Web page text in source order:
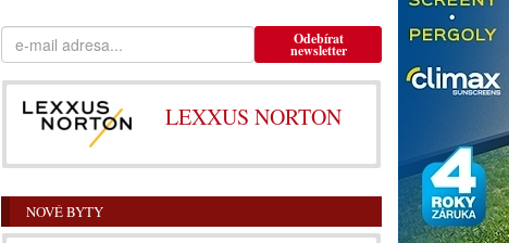
Odebírat
newsletter
LEXXUS NORTON
NOVÉ BYTY